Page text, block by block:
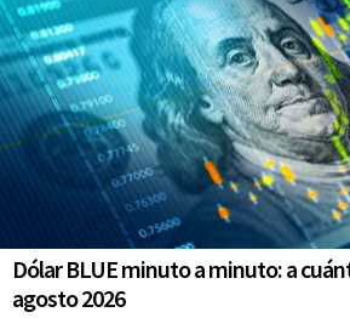
Dólar BLUE minuto a minuto: a
agosto 2026